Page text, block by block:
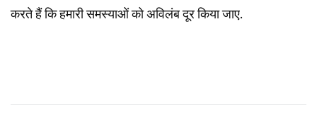
करते हैं कि हमारी समस्याओं को अविलंब दूर किया जाए.